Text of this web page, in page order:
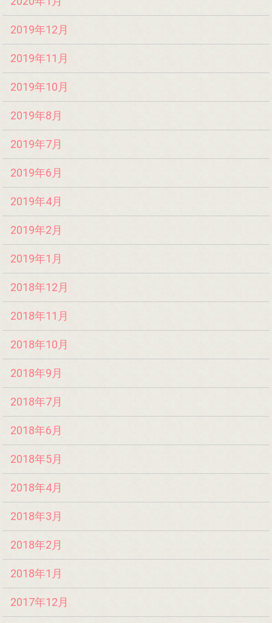
2019年12月
2019年11月
2019年10月
2019年8月
2019年7月
2019年6月
2019年4月
2019年2月
2019年1月
2018年12月
2018年11月
2018年10月
2018年9月
2018年7月
2018年6月
2018年5月
2018年4月
2018年3月
2018年2月
2018年1月
2017年12月